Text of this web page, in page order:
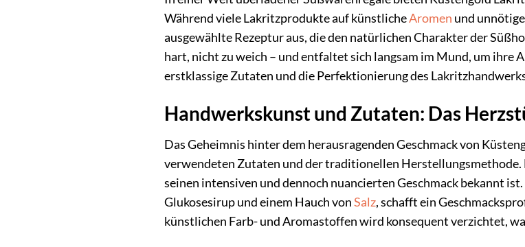
Während viele Lakritzprodukte auf künstlicheAromen und
ausgewählte Rezeptur aus, die den natürlichen Charakter der
hart, nicht zu weich – und entfaltet sich langsam im Mund, um ihre
erstklassige Zutaten und die Perfektionierung des
Handwerkskunst und Zutaten: Das
Das Geheimnis hinter dem herausragenden Geschmack von
verwendeten Zutaten und der traditionellen
seinen intensiven und dennoch nuancierten Geschmack bekannt
Glukosesirup und einem Hauch vonSalz, schafft ein
künstlichen Farb- und Aromastoffen wird konsequent verzichtet,